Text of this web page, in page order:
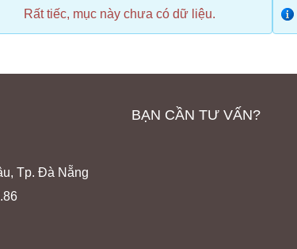
Rất tiếc, mục này chưa có dữ liệu.
Tp. Đà Nẵng
BẠN CẦN TƯ VẤN?